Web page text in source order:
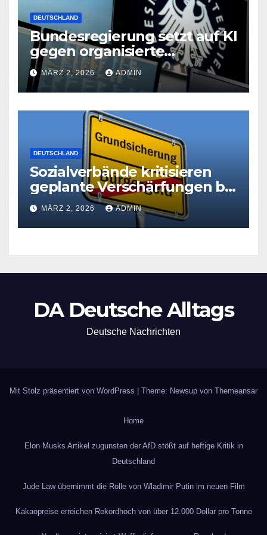
DEUTSCHLAND
Bundesregierung setzt auf KI
gegen organisierte
Kriminalität
MÄRZ 2, 2026 ADMIN
DEUTSCHLAND
Sozialverbände kritisieren
geplante Verschärfungen bei
der Grundsicherung
MÄRZ 2, 2026 ADMIN
DA Deutsche Alltags
Deutsche Nachrichten
Mit Stolz präsentiert von WordPress | Theme: Newsup von Themeansar
Home
Elon Musks Artikel zugunsten der AfD stößt auf heftige Kritik in
Deutschland
Jude Law übernimmt die Rolle von Wladimir Putin im neuen Film
Kakaopreise erreichen Rekordhoch von über 12.000 Dollar pro Tonne